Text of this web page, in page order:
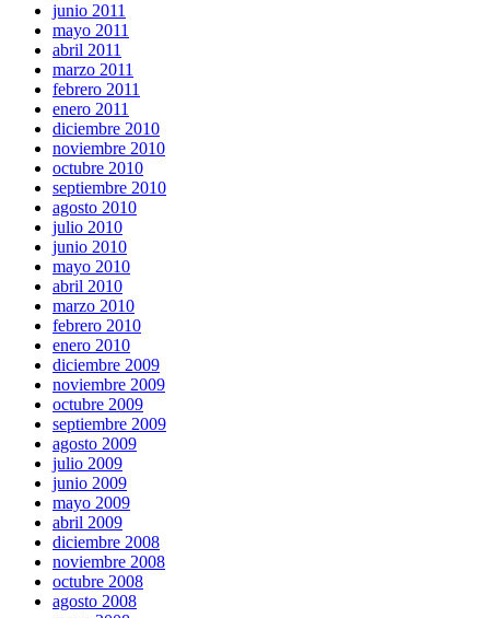
junio 2011
mayo 2011
abril 2011
marzo 2011
febrero 2011
enero 2011
diciembre 2010
noviembre 2010
octubre 2010
septiembre 2010
agosto 2010
julio 2010
junio 2010
mayo 2010
abril 2010
marzo 2010
febrero 2010
enero 2010
diciembre 2009
noviembre 2009
octubre 2009
septiembre 2009
agosto 2009
julio 2009
junio 2009
mayo 2009
abril 2009
diciembre 2008
noviembre 2008
octubre 2008
agosto 2008